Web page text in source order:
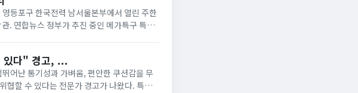
등포구 한국전력 남서울본부에서 열린 주한
. 연합뉴스 정부가 추진 중인 메가특구 특별
있다" 경고, ...
어난 통기성과 가벼움, 편안한 쿠션감을 무
할 수 있다는 전문가 경고가 나왔다. 특유의